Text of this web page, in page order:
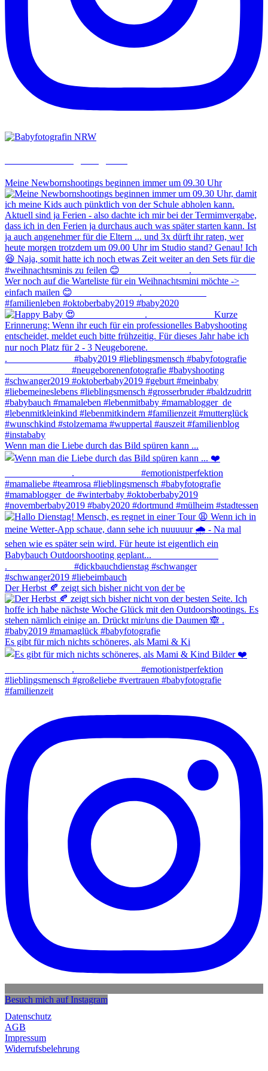
Meine Newbornshootings beginnen immer um 09.30 Uhr
Wenn man die Liebe durch das Bild spüren kann ...
Der Herbst 🍂 zeigt sich bisher nicht von der be
Es gibt für mich nichts schöneres, als Mami & Ki
Besuch mich auf Instagram
Datenschutz
AGB
Impressum
Widerrufsbelehrung